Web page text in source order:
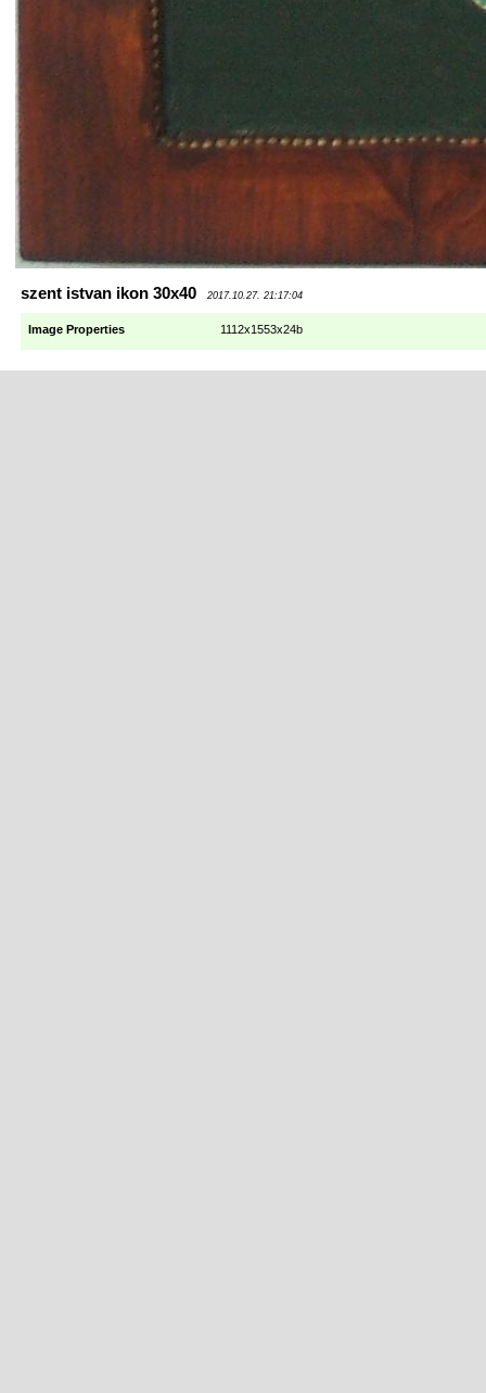
szent istvan ikon 30x40 2017.10.27. 21:17:04
Image Properties 1112x1553x24b